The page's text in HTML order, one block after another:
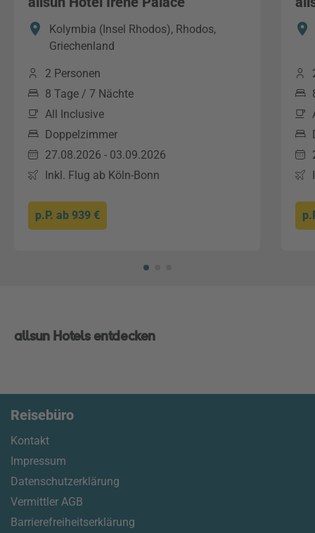
Kolymbia (Insel Rhodos), Rhodos,
Griechenland
2 Personen
8 Tage / 7 Nächte
All Inclusive
Doppelzimmer
27.08.2026 - 03.09.2026
Inkl. Flug ab Köln-Bonn
p.P. ab 939 €
allsun Hotels entdecken
Unmute Loaded:
Progress:
Reisebüro
Kontakt
Impressum
Datenschutzerklärung
Vermittler AGB
Barrierefreiheitserklärung